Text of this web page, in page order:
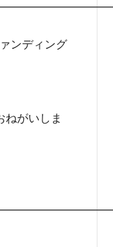
ンディング
ねがいしま